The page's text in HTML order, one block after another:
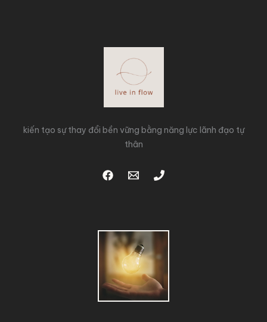
kiến tạo sự thay đổi bền vững bằng năng lực lãnh đạo tự
thân